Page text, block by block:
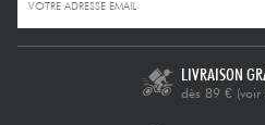
Câbles & Access.
LIVRAISON
dès 89 € (voir